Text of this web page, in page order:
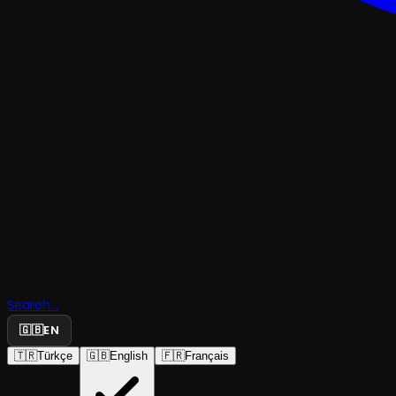
Search...
🇬🇧EN
🇹🇷Türkçe 🇬🇧English 🇫🇷Français